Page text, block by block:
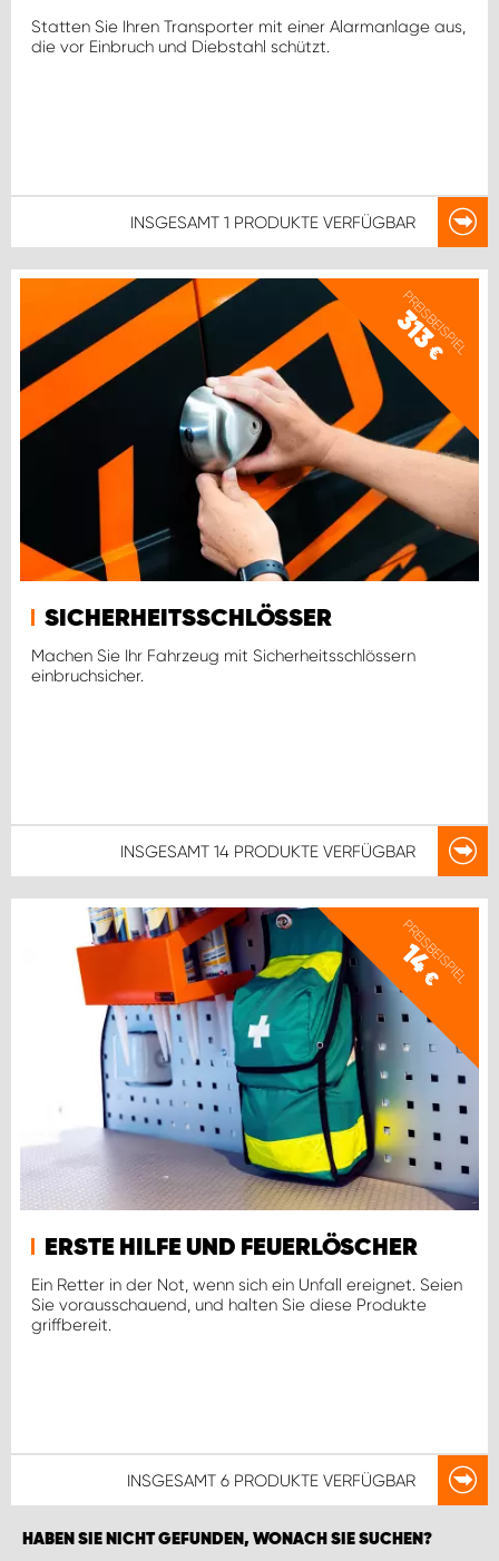
Statten Sie Ihren Transporter mit einer Alarmanlage aus,
die vor Einbruch und Diebstahl schützt.
INSGESAMT 1 PRODUKTE VERFÜGBAR
PREISBEISPIEL
313
€
SICHERHEITSSCHLÖSSER
Machen Sie Ihr Fahrzeug mit Sicherheitsschlössern
einbruchsicher.
INSGESAMT 14 PRODUKTE VERFÜGBAR
PREISBEISPIEL
14
€
ERSTE HILFE UND FEUERLÖSCHER
Ein Retter in der Not, wenn sich ein Unfall ereignet. Seien
Sie vorausschauend, und halten Sie diese Produkte
griffbereit.
INSGESAMT 6 PRODUKTE VERFÜGBAR
HABEN SIE NICHT GEFUNDEN, WONACH SIE SUCHEN?